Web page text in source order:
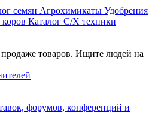
семян Агрохимикаты Удобрения
Каталог С/Х техники
товаров. Ищите людей на
форумов, конференций и